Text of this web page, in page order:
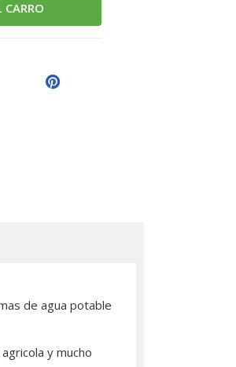
de agua potable
y mucho